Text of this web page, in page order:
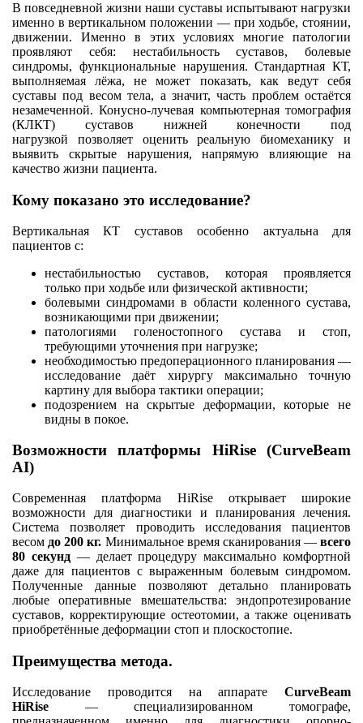
В повседневной жизни наши суставы испытывают нагрузки
именно в вертикальном положении — при ходьбе, стоянии,
движении. Именно в этих условиях многие патологии
проявляют себя: нестабильность суставов, болевые
синдромы, функциональные нарушения. Стандартная КТ,
выполняемая лёжа, не может показать, как ведут себя
суставы под весом тела, а значит, часть проблем остаётся
незамеченной. Конусно-лучевая компьютерная томография
(КЛКТ) суставов нижней конечности под
нагрузкой позволяет оценить реальную биомеханику и
выявить скрытые нарушения, напрямую влияющие на
качество жизни пациента.
Кому показано это исследование?
Вертикальная КТ суставов особенно актуальна для
пациентов с:
нестабильностью суставов, которая проявляется
только при ходьбе или физической активности;
болевыми синдромами в области коленного сустава,
возникающими при движении;
патологиями голеностопного сустава и стоп,
требующими уточнения при нагрузке;
необходимостью предоперационного планирования —
исследование даёт хирургу максимально точную
картину для выбора тактики операции;
подозрением на скрытые деформации, которые не
видны в покое.
Возможности платформы HiRise (CurveBeam
AI)
Современная платформа HiRise открывает широкие
возможности для диагностики и планирования лечения.
Система позволяет проводить исследования пациентов
весом до 200 кг. Минимальное время сканирования — всего
80 секунд— делает процедуру максимально комфортной
даже для пациентов с выраженным болевым синдромом.
Полученные данные позволяют детально планировать
любые оперативные вмешательства: эндопротезирование
суставов, корректирующие остеотомии, а также оценивать
приобретённые деформации стоп и плоскостопие.
Преимущества метода.
Исследование проводится на аппарате CurveBeam
HiRise — специализированном томографе,